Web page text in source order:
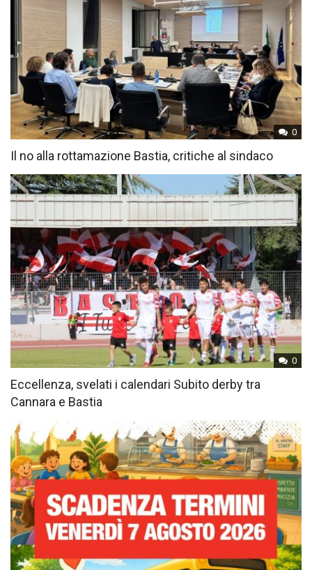
0
Il no alla rottamazione Bastia, critiche al sindaco
0
Eccellenza, svelati i calendari Subito derby tra
Cannara e Bastia